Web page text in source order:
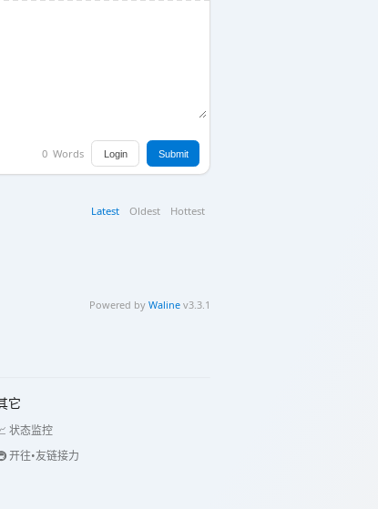
0 Words Login Submit
Latest Oldest Hottest
Powered by Waline v3.3.1
它
状态监控
开往•友链接力